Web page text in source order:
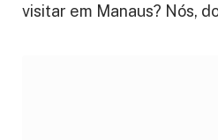
visitar em Manaus? Nós,